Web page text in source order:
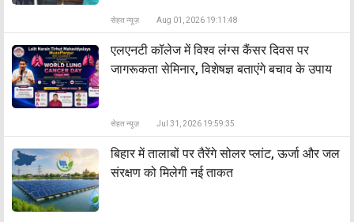
सेहत न्यूज़ Aug 01, 2026 19:11:48
एलएनटी कॉलेज में विश्व लंग्स कैंसर दिवस पर
जागरूकता सेमिनार, विशेषज्ञ बताएंगे बचाव के उपाय
सेहत न्यूज़ Jul 31, 2026 19:59:35
बिहार में तालाबों पर तैरेंगे सोलर प्लांट, ऊर्जा और जल
संरक्षण को मिलेगी नई ताकत